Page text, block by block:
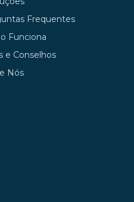
Frequentes
Funciona
e Conselhos
Nós